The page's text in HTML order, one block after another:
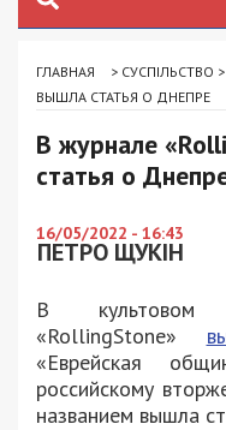
ГЛАВНАЯ > СУСПІЛЬСТВО >
ВЫШЛА СТАТЬЯ О ДНЕПРЕ
В журнале
статья о
16/05/2022 - 16:43
ПЕТРО ЩУКІН
В культовом
«RollingStone»
«Еврейская
российскому
названием вышла